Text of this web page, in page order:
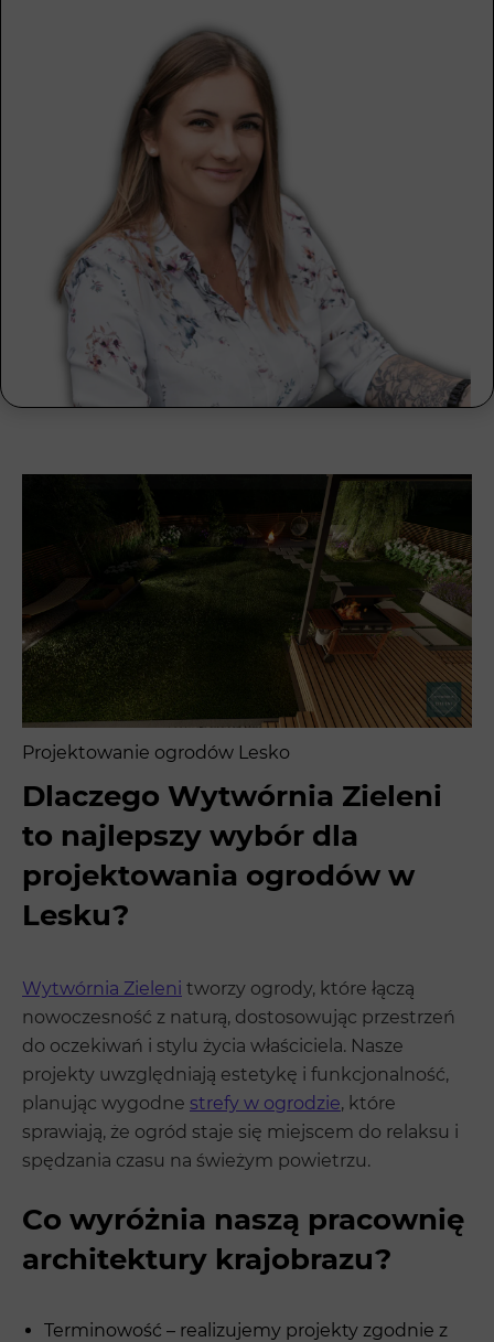
Projektowanie ogrodów Lesko
Dlaczego Wytwórnia Zieleni
to najlepszy wybór dla
projektowania ogrodów w
Lesku?
Wytwórnia Zieleni tworzy ogrody, które łączą
nowoczesność z naturą, dostosowując przestrzeń
do oczekiwań i stylu życia właściciela. Nasze
projekty uwzględniają estetykę i funkcjonalność,
planując wygodne strefy w ogrodzie, które
sprawiają, że ogród staje się miejscem do relaksu i
spędzania czasu na świeżym powietrzu.
Co wyróżnia naszą pracownię
architektury krajobrazu?
Terminowość – realizujemy projekty zgodnie z